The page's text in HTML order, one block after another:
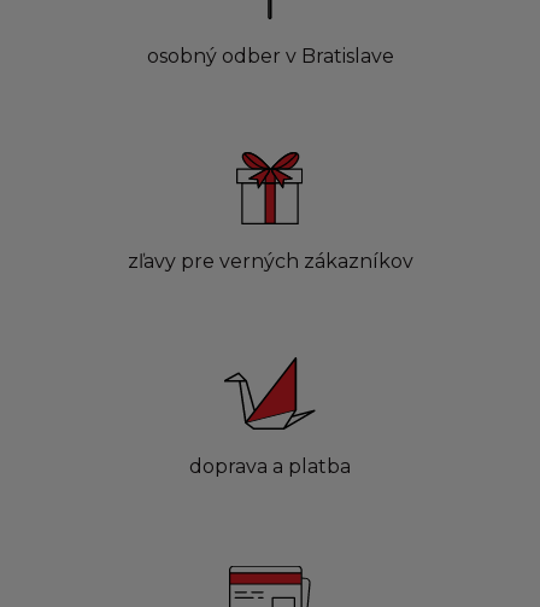
osobný odber v Bratislave
zľavy pre verných zákazníkov
doprava a platba